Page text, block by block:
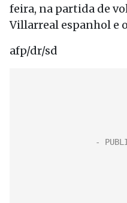
feira, na partida de
Villarreal espanhol e
afp/dr/sd